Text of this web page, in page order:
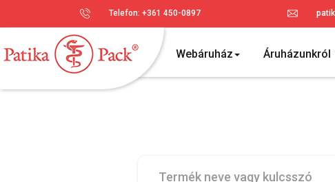
Telefon: +361 450-0897
Webáruház Áruházunkról